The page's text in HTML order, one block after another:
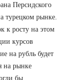
Персидского
турецком рынке.
к росту на этом
курсов
на рубль будет
на рынке
бы